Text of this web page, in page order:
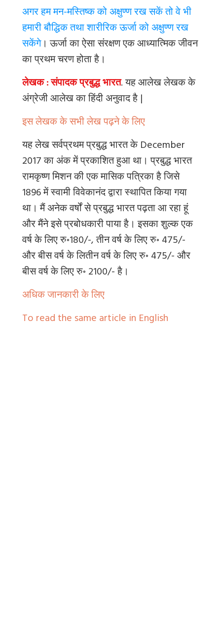
अगर हम मन-मस्तिष्क को अक्षुण्ण रख सकें तो वे भी
हमारी बौद्धिक तथा शारीरिक ऊर्जा को अक्षुण्ण रख
सकेंगे। ऊर्जा का ऐसा संरक्षण एक आध्यात्मिक जीवन
का प्रथम चरण होता है।
लेखक : संपादक प्रबुद्ध भारत.यह आलेख लेखक के
अंग्रेजी आलेख का हिंदी अनुवाद है |
इस लेखक के सभी लेख पढ़ने के लिए
यह लेख सर्वप्रथम प्रबुद्ध भारत के December
2017 का अंक में प्रकाशित हुआ था। प्रबुद्ध भारत
रामकृष्ण मिशन की एक मासिक पत्रिका है जिसे
1896 में स्वामी विवेकानंद द्वारा स्थापित किया गया
था। मैं अनेक वर्षों से प्रबुद्ध भारत पढ़ता आ रहा हूं
और मैंने इसे प्रबोधकारी पाया है। इसका शुल्क एक
वर्ष के लिए रु॰180/-, तीन वर्ष के लिए रु॰ 475/-
और बीस वर्ष के लितीन वर्ष के लिए रु॰ 475/- और
बीस वर्ष के लिए रु॰ 2100/- है।
अधिक जानकारी के लिए
To read the same article in English